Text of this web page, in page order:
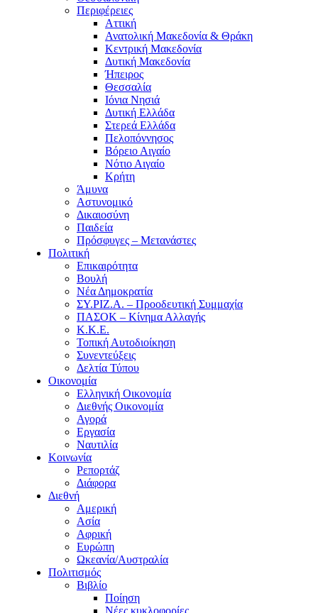
Περιφέρειες
Αττική
Ανατολική Μακεδονία & Θράκη
Κεντρική Μακεδονία
Δυτική Μακεδονία
Ήπειρος
Θεσσαλία
Ιόνια Νησιά
Δυτική Ελλάδα
Στερεά Ελλάδα
Πελοπόννησος
Βόρειο Αιγαίο
Νότιο Αιγαίο
Κρήτη
Άμυνα
Αστυνομικό
Δικαιοσύνη
Παιδεία
Πρόσφυγες – Μετανάστες
Πολιτική
Επικαιρότητα
Βουλή
Νέα Δημοκρατία
ΣΥ.ΡΙΖ.Α. – Προοδευτική Συμμαχία
ΠΑΣΟΚ – Κίνημα Αλλαγής
Κ.Κ.Ε.
Τοπική Αυτοδιοίκηση
Συνεντεύξεις
Δελτία Τύπου
Οικονομία
Ελληνική Οικονομία
Διεθνής Οικονομία
Αγορά
Εργασία
Ναυτιλία
Κοινωνία
Ρεπορτάζ
Διάφορα
Διεθνή
Αμερική
Ασία
Αφρική
Ευρώπη
Ωκεανία/Αυστραλία
Πολιτισμός
Βιβλίο
Ποίηση
Νέες κυκλοφορίες